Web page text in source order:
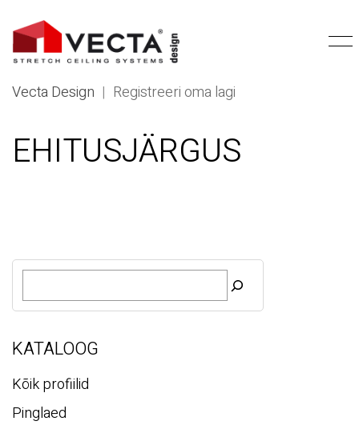
Vecta Design | Registreeri oma lagi
EHITUSJÄRGUS
O
s
KATALOOG
Kõik profiilid
Pinglaed